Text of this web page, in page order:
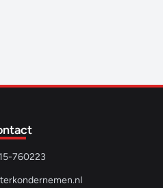
760223